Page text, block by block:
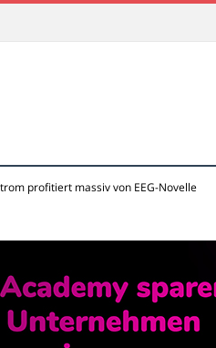
profitiert massiv von EEG-Novelle